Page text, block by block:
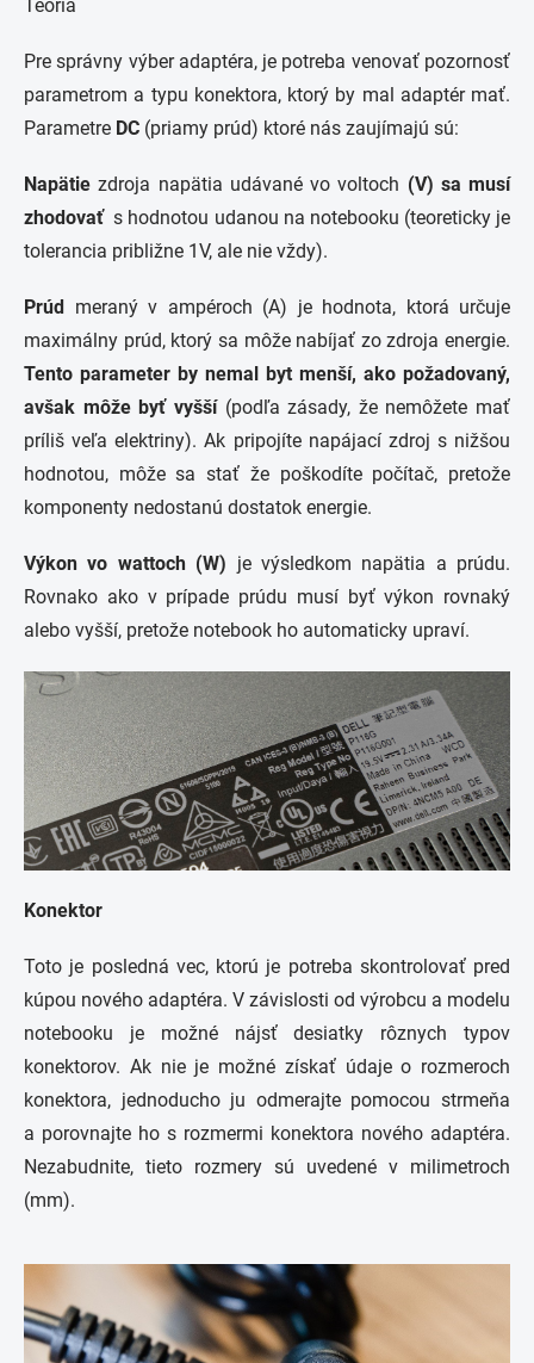
Teória
Pre správny výber adaptéra, je potreba venovať pozornosť
parametrom a typu konektora, ktorý by mal adaptér mať.
Parametre DC (priamy prúd) ktoré nás zaujímajú sú:
Napätie zdroja napätia udávané vo voltoch (V) sa musí
zhodovať s hodnotou udanou na notebooku (teoreticky je
tolerancia približne 1V, ale nie vždy).
Prúd
meraný v ampéroch (A) je hodnota, ktorá určuje
maximálny prúd, ktorý sa môže nabíjať zo zdroja energie.
Tento parameter by nemal byt menší, ako požadovaný,
avšak môže byť vyšší(podľa zásady, že nemôžete mať
príliš veľa elektriny). Ak pripojíte napájací zdroj s nižšou
hodnotou, môže sa stať že poškodíte počítač, pretože
komponenty nedostanú dostatok energie.
Výkon vo wattoch (W) je výsledkom napätia a prúdu.
Rovnako ako v prípade prúdu musí byť výkon rovnaký
alebo vyšší, pretože notebook ho automaticky upraví.
Konektor
Toto je posledná vec, ktorú je potreba skontrolovať pred
kúpou nového adaptéra. V závislosti od výrobcu a modelu
notebooku je možné nájsť desiatky rôznych typov
konektorov. Ak nie je možné získať údaje o rozmeroch
konektora, jednoducho ju odmerajte pomocou strmeňa
a porovnajte ho s rozmermi konektora nového adaptéra.
Nezabudnite, tieto rozmery sú uvedené v milimetroch
(mm).